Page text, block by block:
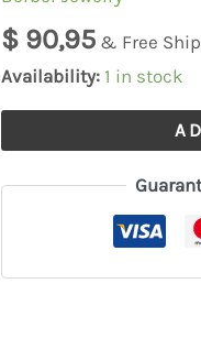
$90,95 & Free
Availability: 1 in stock
naturel
1940s
quantity